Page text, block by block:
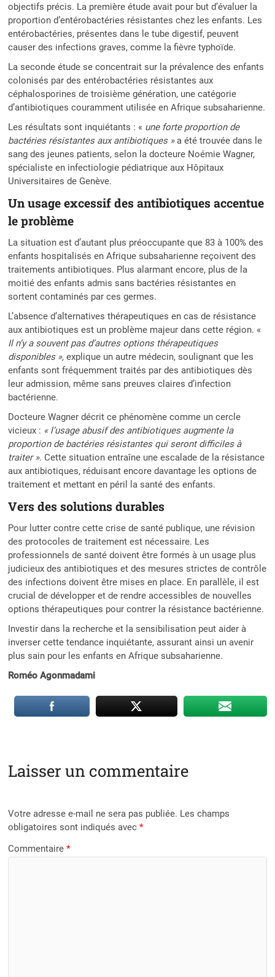
objectifs précis. La première étude avait pour but d’évaluer la
proportion d’entérobactéries résistantes chez les enfants. Les
entérobactéries, présentes dans le tube digestif, peuvent
causer des infections graves, comme la fièvre typhoïde.
La seconde étude se concentrait sur la prévalence des enfants
colonisés par des entérobactéries résistantes aux
céphalosporines de troisième génération, une catégorie
d’antibiotiques couramment utilisée en Afrique subsaharienne.
Les résultats sont inquiétants : « une forte proportion de
bactéries résistantes aux antibiotiques »a été trouvée dans le
sang des jeunes patients, selon la docteure Noémie Wagner,
spécialiste en infectiologie pédiatrique aux Hôpitaux
Universitaires de Genève.
Un usage excessif des antibiotiques accentue
le problème
La situation est d’autant plus préoccupante que 83 à 100% des
enfants hospitalisés en Afrique subsaharienne reçoivent des
traitements antibiotiques. Plus alarmant encore, plus de la
moitié des enfants admis sans bactéries résistantes en
sortent contaminés par ces germes.
L’absence d’alternatives thérapeutiques en cas de résistance
aux antibiotiques est un problème majeur dans cette région. «
Il n’y a souvent pas d’autres options thérapeutiques
disponibles », explique un autre médecin, soulignant que les
enfants sont fréquemment traités par des antibiotiques dès
leur admission, même sans preuves claires d’infection
bactérienne.
Docteure Wagner décrit ce phénomène comme un cercle
vicieux : « l’usage abusif des antibiotiques augmente la
proportion de bactéries résistantes qui seront difficiles à
traiter ». Cette situation entraîne une escalade de la résistance
aux antibiotiques, réduisant encore davantage les options de
traitement et mettant en péril la santé des enfants.
Vers des solutions durables
Pour lutter contre cette crise de santé publique, une révision
des protocoles de traitement est nécessaire. Les
professionnels de santé doivent être formés à un usage plus
judicieux des antibiotiques et des mesures strictes de contrôle
des infections doivent être mises en place. En parallèle, il est
crucial de développer et de rendre accessibles de nouvelles
options thérapeutiques pour contrer la résistance bactérienne.
Investir dans la recherche et la sensibilisation peut aider à
inverser cette tendance inquiétante, assurant ainsi un avenir
plus sain pour les enfants en Afrique subsaharienne.
Roméo Agonmadami
Laisser un commentaire
Votre adresse e-mail ne sera pas publiée. Les champs
obligatoires sont indiqués avec*
Commentaire*